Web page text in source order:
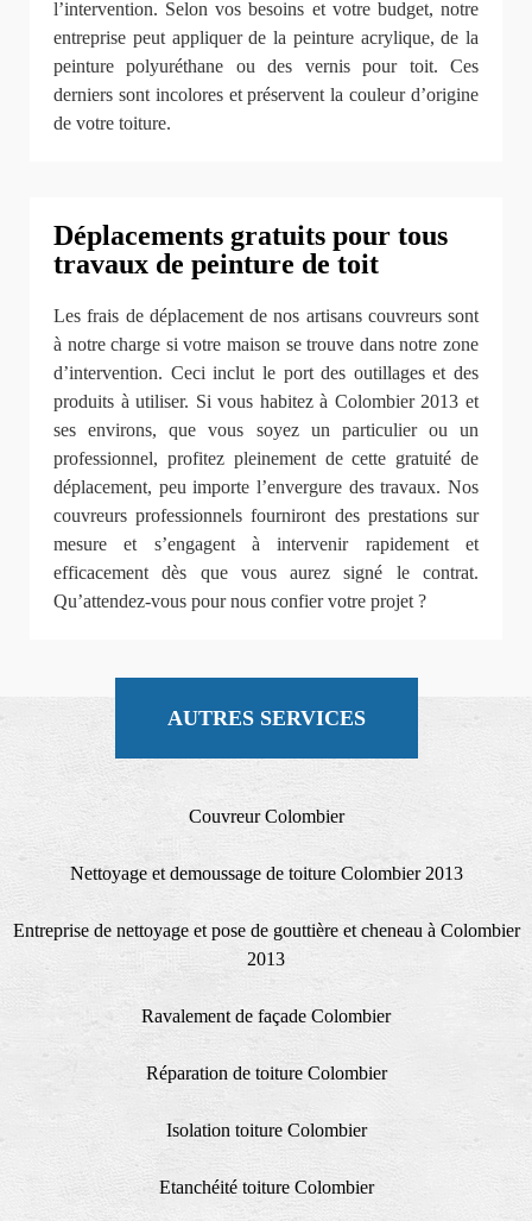
l’intervention. Selon vos besoins et votre budget, notre
entreprise peut appliquer de la peinture acrylique, de la
peinture polyuréthane ou des vernis pour toit. Ces
derniers sont incolores et préservent la couleur d’origine
de votre toiture.
Déplacements gratuits pour tous
travaux de peinture de toit
Les frais de déplacement de nos artisans couvreurs sont
à notre charge si votre maison se trouve dans notre zone
d’intervention. Ceci inclut le port des outillages et des
produits à utiliser. Si vous habitez à Colombier 2013 et
ses environs, que vous soyez un particulier ou un
professionnel, profitez pleinement de cette gratuité de
déplacement, peu importe l’envergure des travaux. Nos
couvreurs professionnels fourniront des prestations sur
mesure et s’engagent à intervenir rapidement et
efficacement dès que vous aurez signé le contrat.
Qu’attendez-vous pour nous confier votre projet ?
AUTRES SERVICES
Couvreur Colombier
Nettoyage et demoussage de toiture Colombier 2013
Entreprise de nettoyage et pose de gouttière et cheneau à Colombier
2013
Ravalement de façade Colombier
Réparation de toiture Colombier
Isolation toiture Colombier
Etanchéité toiture Colombier